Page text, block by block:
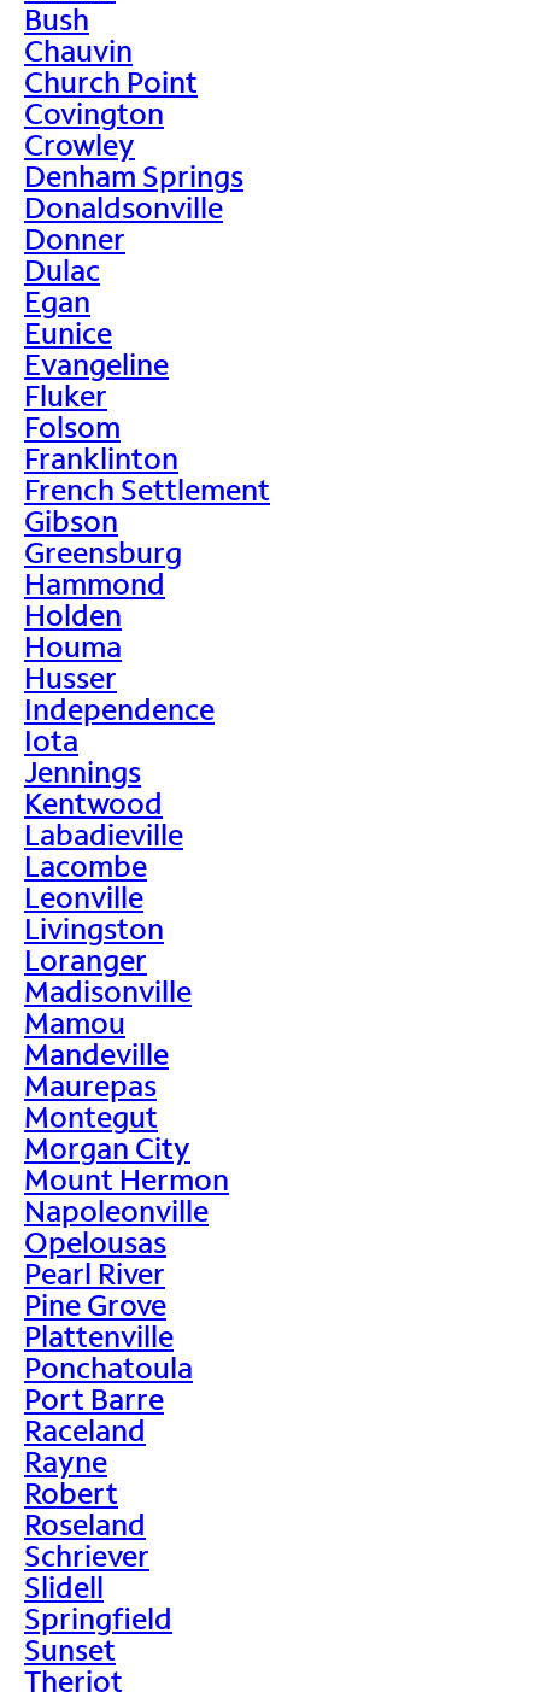
Bush
Chauvin
Church Point
Covington
Crowley
Denham Springs
Donaldsonville
Donner
Dulac
Egan
Eunice
Evangeline
Fluker
Folsom
Franklinton
French Settlement
Gibson
Greensburg
Hammond
Holden
Houma
Husser
Independence
Iota
Jennings
Kentwood
Labadieville
Lacombe
Leonville
Livingston
Loranger
Madisonville
Mamou
Mandeville
Maurepas
Montegut
Morgan City
Mount Hermon
Napoleonville
Opelousas
Pearl River
Pine Grove
Plattenville
Ponchatoula
Port Barre
Raceland
Rayne
Robert
Roseland
Schriever
Slidell
Springfield
Sunset
Theriot